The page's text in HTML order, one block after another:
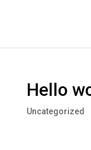
Hello
Uncategorized